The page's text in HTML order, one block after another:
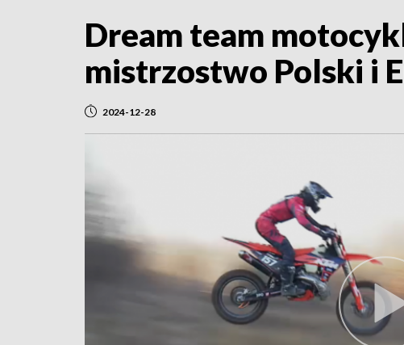
Dream team
mistrzostwo Polski i
2024-12-28